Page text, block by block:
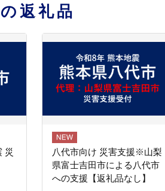
返礼品
災
八代市向け 災害支援※山梨
県富士吉田市による八代市
への支援【返礼品なし】